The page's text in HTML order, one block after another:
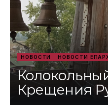
НОВОСТИ НОВОСТИ
Крещения